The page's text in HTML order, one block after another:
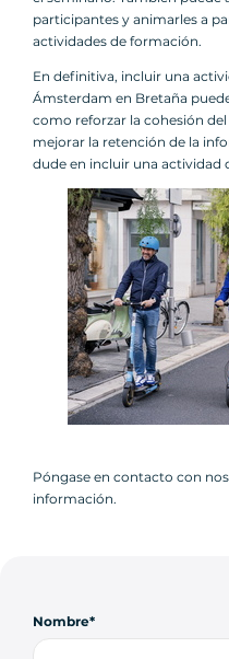
participantes y animarles a
actividades de formación.
En definitiva, incluir una
Ámsterdam en Bretaña
como reforzar la cohesión
mejorar la retención de la
dude en incluir una actividad
Póngase en contacto con
información.
Nombre